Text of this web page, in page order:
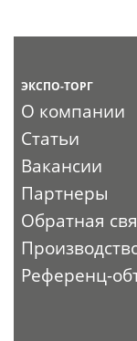
ЭКСПО-ТОРГ
О компании
Статьи
Вакансии
Партнеры
Обратная
Референц-